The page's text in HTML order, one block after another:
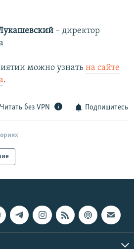
– директор
можно узнать на сайте
.
Читать без VPN Подпишитесь